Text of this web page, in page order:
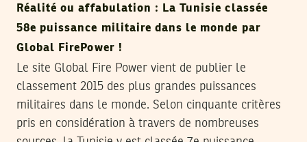
Réalité ou affabulation : La Tunisie classée
58e puissance militaire dans le monde par
Global FirePower !
Le site Global Fire Power vient de publier le
classement 2015 des plus grandes puissances
militaires dans le monde. Selon cinquante critères
pris en considération à travers de nombreuses